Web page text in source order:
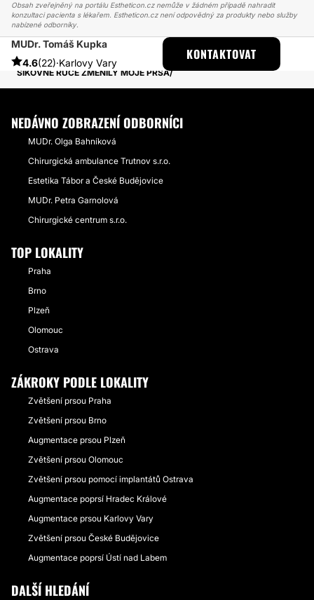
Obsah zveřejněný na portálu Estheticon.cz nemůže v žádném případě nahradit
konzultaci pacienta s lékařem. Estheticon.cz není odpovědný za produkty nebo služby
nabízené odborníky.
MUDr. Tomáš Kupka
4.6(22)·Karlovy Vary
KONTAKTOVAT
ESTHETICON
PŘÍBĚHY
PŘÍBĚHY TÝKAJÍCÍ SE ZÁKROKU ZVĚTŠENÍ PRSOU
ŠIKOVNÉ RUCE ZMĚNILY MOJE PRSA
NEDÁVNO ZOBRAZENÍ ODBORNÍCI
MUDr. Olga Bahníková
Chirurgická ambulance Trutnov s.r.o.
Estetika Tábor a České Budějovice
MUDr. Petra Garnolová
Chirurgické centrum s.r.o.
TOP LOKALITY
Praha
Brno
Plzeň
Olomouc
Ostrava
ZÁKROKY PODLE LOKALITY
Zvětšení prsou Praha
Zvětšení prsou Brno
Augmentace prsou Plzeň
Zvětšení prsou Olomouc
Zvětšení prsou pomocí implantátů Ostrava
Augmentace poprsí Hradec Králové
Augmentace prsou Karlovy Vary
Zvětšení prsou České Budějovice
Augmentace poprsí Ústí nad Labem
DALŠÍ HLEDÁNÍ